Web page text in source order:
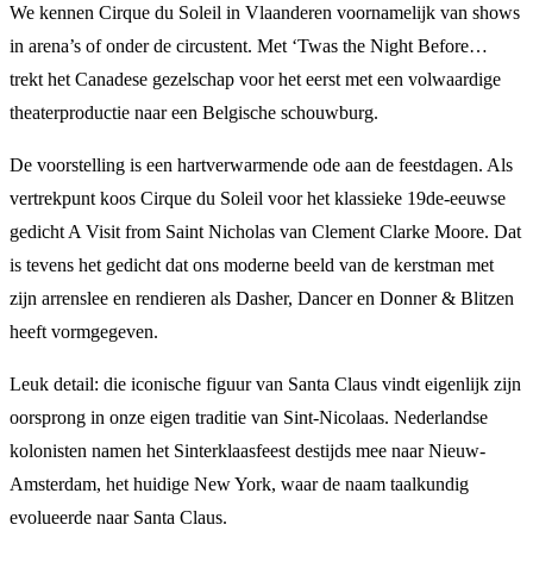
We kennen Cirque du Soleil in Vlaanderen voornamelijk van shows
in arena’s of onder de circustent. Met ‘Twas the Night Before…
trekt het Canadese gezelschap voor het eerst met een volwaardige
theaterproductie naar een Belgische schouwburg.
De voorstelling is een hartverwarmende ode aan de feestdagen. Als
vertrekpunt koos Cirque du Soleil voor het klassieke 19de-eeuwse
gedicht A Visit from Saint Nicholas van Clement Clarke Moore. Dat
is tevens het gedicht dat ons moderne beeld van de kerstman met
zijn arrenslee en rendieren als Dasher, Dancer en Donner & Blitzen
heeft vormgegeven.
Leuk detail: die iconische figuur van Santa Claus vindt eigenlijk zijn
oorsprong in onze eigen traditie van Sint-Nicolaas. Nederlandse
kolonisten namen het Sinterklaasfeest destijds mee naar Nieuw-
Amsterdam, het huidige New York, waar de naam taalkundig
evolueerde naar Santa Claus.